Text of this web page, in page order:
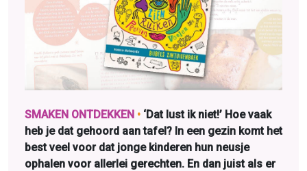
SMAKEN ONTDEKKEN • ‘Dat lust ik niet!’ Hoe vaak
heb je dat gehoord aan tafel? In een gezin komt het
best veel voor dat jonge kinderen hun neusje
ophalen voor allerlei gerechten. En dan juist als er